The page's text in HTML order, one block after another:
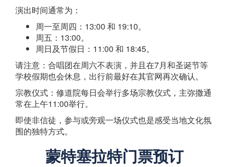
演出时间通常为：
周一至周四：13:00 和 19:10。
周五：13:00。
周日及节假日：11:00 和 18:45。
请注意：合唱团在周六不表演，并且在7月和圣诞节等
学校假期也会休息，出行前最好在其官网再次确认。
宗教仪式：修道院每日会举行多场宗教仪式，主弥撒通
常在上午11:00举行。
即使非信徒，参与或旁观一场仪式也是感受当地文化氛
围的独特方式。
蒙特塞拉特门票预订